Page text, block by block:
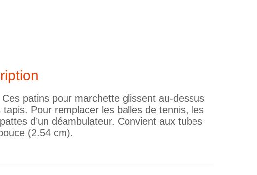
patins pour marchette glissent au-dessus
Pour remplacer les balles de tennis, les
d’un déambulateur. Convient aux tubes
(2.54 cm).